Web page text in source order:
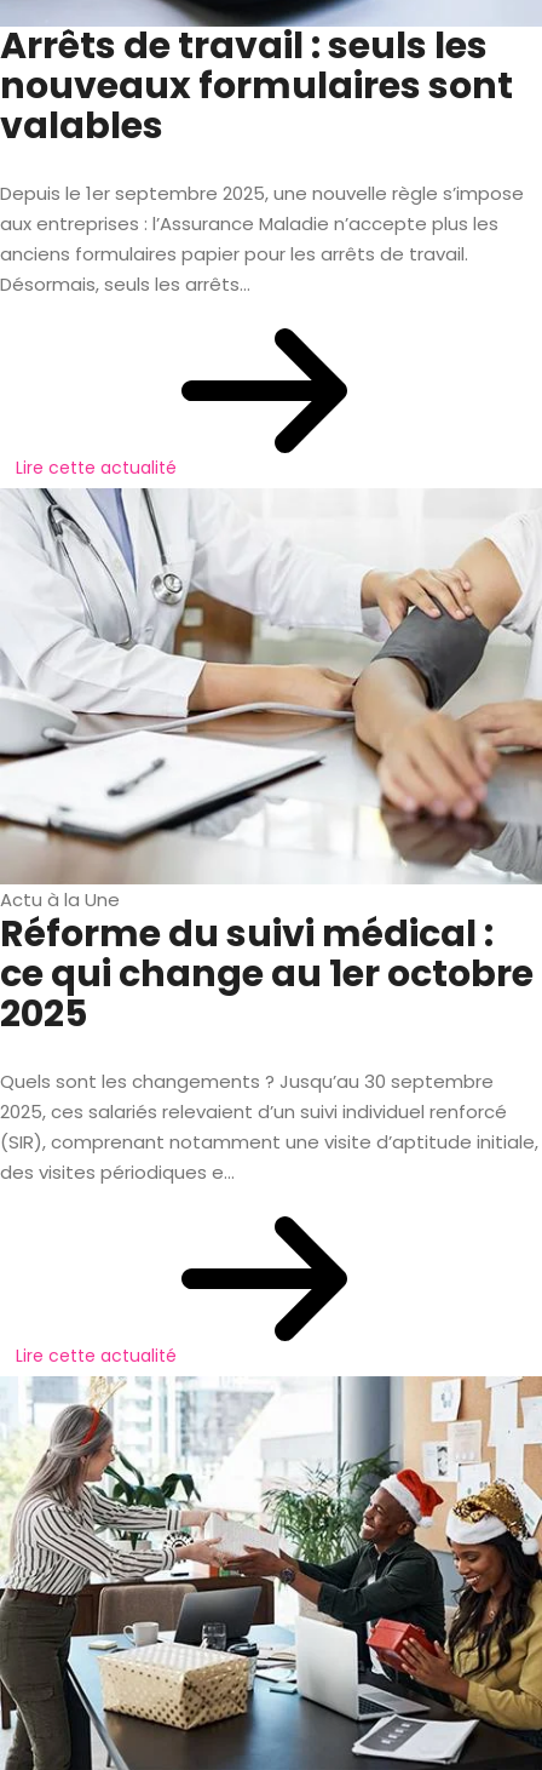
Arrêts de travail : seuls les
nouveaux formulaires sont
valables
Depuis le 1er septembre 2025, une nouvelle règle s’impose
aux entreprises : l’Assurance Maladie n’accepte plus les
anciens formulaires papier pour les arrêts de travail.
Désormais, seuls les arrêts...
Lire cette actualité
Actu à la Une
Réforme du suivi médical :
ce qui change au 1er octobre
2025
Quels sont les changements ? Jusqu’au 30 septembre
2025, ces salariés relevaient d’un suivi individuel renforcé
(SIR), comprenant notamment une visite d’aptitude initiale,
des visites périodiques e...
Lire cette actualité